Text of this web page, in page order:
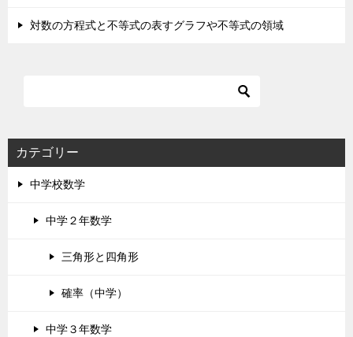
対数の方程式と不等式の表すグラフや不等式の領域
カテゴリー
中学校数学
中学２年数学
三角形と四角形
確率（中学）
中学３年数学